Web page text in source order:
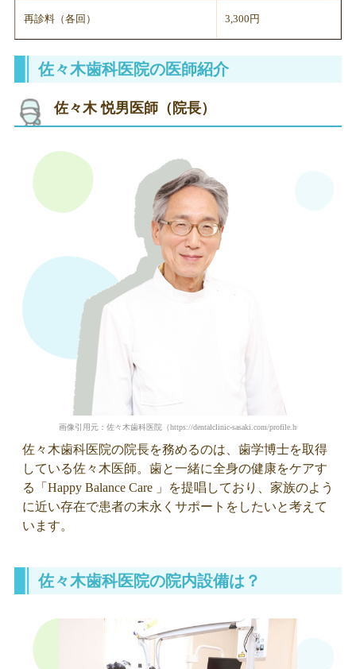
再診料（各回） 3,300円
佐々木歯科医院の医師紹介
佐々木 悦男医師（院長）
画像引用元：佐々木歯科医院（https://dentalclinic-sasaki.com/profile.html）
佐々木歯科医院の院長を務めるのは、歯学博士を取得
している佐々木医師。歯と一緒に全身の健康をケアす
る「Happy Balance Care 」を提唱しており、家族のよう
に近い存在で患者の末永くサポートをしたいと考えて
います。
佐々木歯科医院の院内設備は？